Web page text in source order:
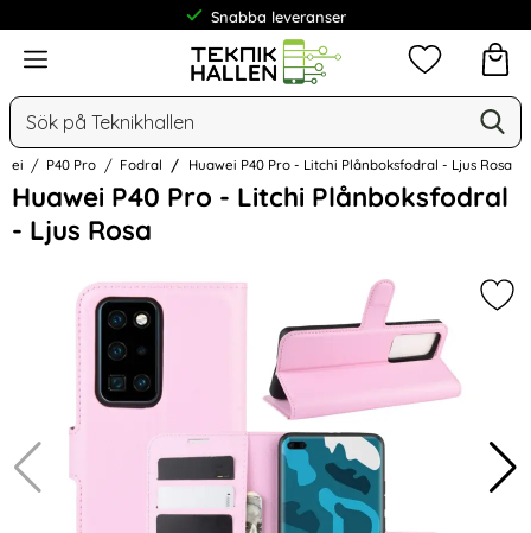
Snabba leveranser
Meny
Sök
Mina
P40 Pro Fodral Huawei P40 Pro - Litchi Plånboksfodral - Ljus Rosa
Huawei P40 Pro - Litchi Plånboksfodral
- Ljus Rosa
Hoppa
över
Bilder